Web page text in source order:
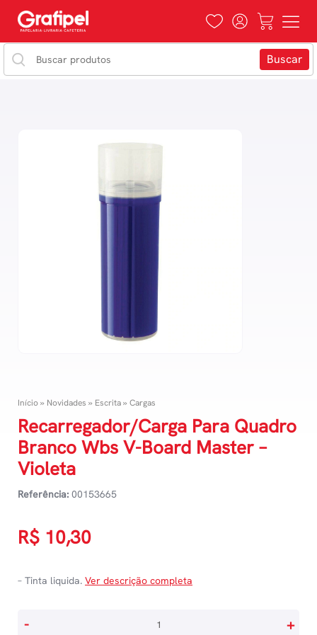
Início» Novidades » Escrita» Cargas
Recarregador/Carga Para Quadro
Branco Wbs V-Board Master –
Violeta
Referência: 00153665
R$ 10,30
– Tinta liquida. Ver descrição completa
- +